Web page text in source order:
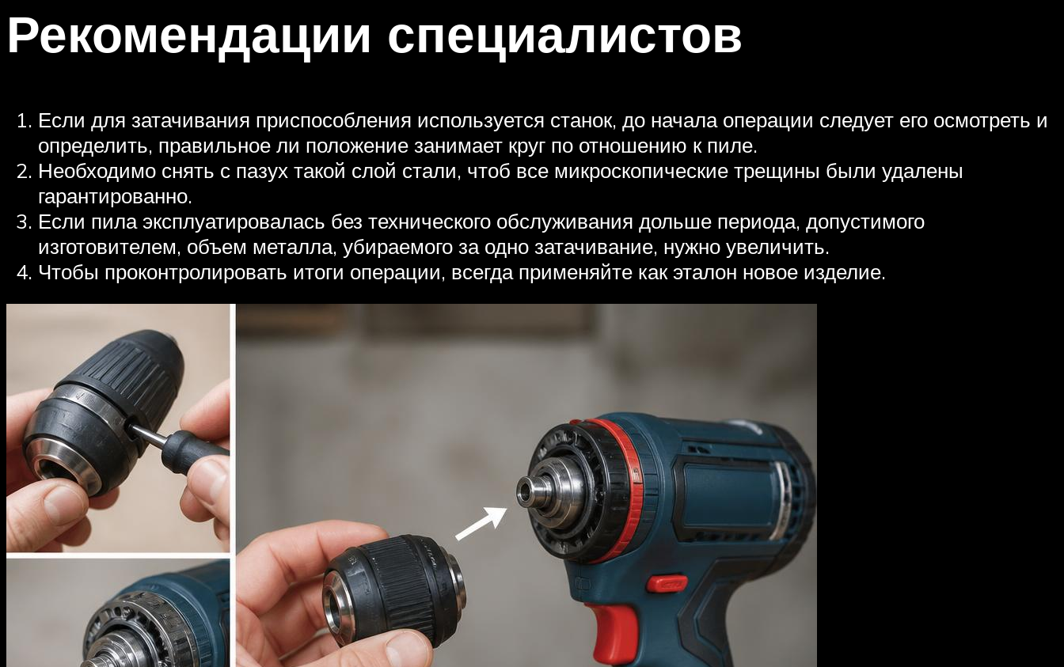
Рекомендации специалистов
Если для затачивания приспособления используется станок, до начала операции следует его осмотреть и
определить, правильное ли положение занимает круг по отношению к пиле.
Необходимо снять с пазух такой слой стали, чтоб все микроскопические трещины были удалены
гарантированно.
Если пила эксплуатировалась без технического обслуживания дольше периода, допустимого
изготовителем, объем металла, убираемого за одно затачивание, нужно увеличить.
Чтобы проконтролировать итоги операции, всегда применяйте как эталон новое изделие.